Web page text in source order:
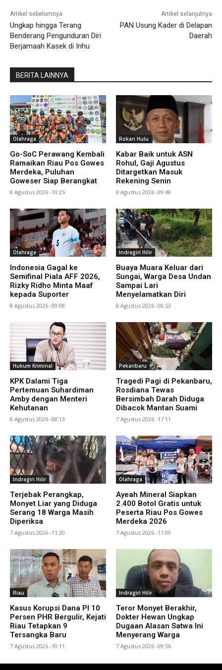
Artikel sebelumnya
Ungkap hingga Terang
Benderang Pengunduran Diri
Berjamaah Kasek di Inhu
Artikel selanjutnya
PAN Usung Kader di Delapan
Daerah
BERITA LAINNYA
Olahraga
Go-SoC Perawang Kembali
Ramaikan Riau Pos Gowes
Merdeka, Puluhan
Goweser Siap Berangkat
8 Agustus 2026 -10:25
Rokan Hulu
Kabar Baik untuk ASN
Rohul, Gaji Agustus
Ditargetkan Masuk
Rekening Senin
8 Agustus 2026 -09:48
Olahraga
Indonesia Gagal ke
Semifinal Piala AFF 2026,
Rizky Ridho Minta Maaf
kepada Suporter
8 Agustus 2026 -09:08
Indragiri Hilir
Buaya Muara Keluar dari
Sungai, Warga Desa Undan
Sampai Lari
Menyelamatkan Diri
8 Agustus 2026 -08:53
Hukum Kriminal
KPK Dalami Tiga
Pertemuan Suhardiman
Amby dengan Menteri
Kehutanan
8 Agustus 2026 -08:13
Pekanbaru
Tragedi Pagi di Pekanbaru,
Rosdiana Tewas
Bersimbah Darah Diduga
Dibacok Mantan Suami
7 Agustus 2026 -17:11
Indragiri Hilir
Terjebak Perangkap,
Monyet Liar yang Diduga
Serang 18 Warga Masih
Diperiksa
7 Agustus 2026 -11:20
Olahraga
Ayeah Mineral Siapkan
2.400 Botol Gratis untuk
Peserta Riau Pos Gowes
Merdeka 2026
7 Agustus 2026 -11:09
Riau
Kasus Korupsi Dana PI 10
Persen PHR Bergulir, Kejati
Riau Tetapkan 9
Tersangka Baru
7 Agustus 2026 -10:11
Indragiri Hilir
Teror Monyet Berakhir,
Dokter Hewan Ungkap
Dugaan Alasan Satwa Ini
Menyerang Warga
7 Agustus 2026 -09:56